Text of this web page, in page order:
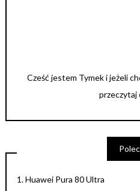
Cześć jestem Tymek i jeżeli
przeczytaj
1.Huawei Pura 80 Ultra